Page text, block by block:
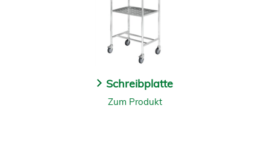
Schreibplatte
Zum Produkt